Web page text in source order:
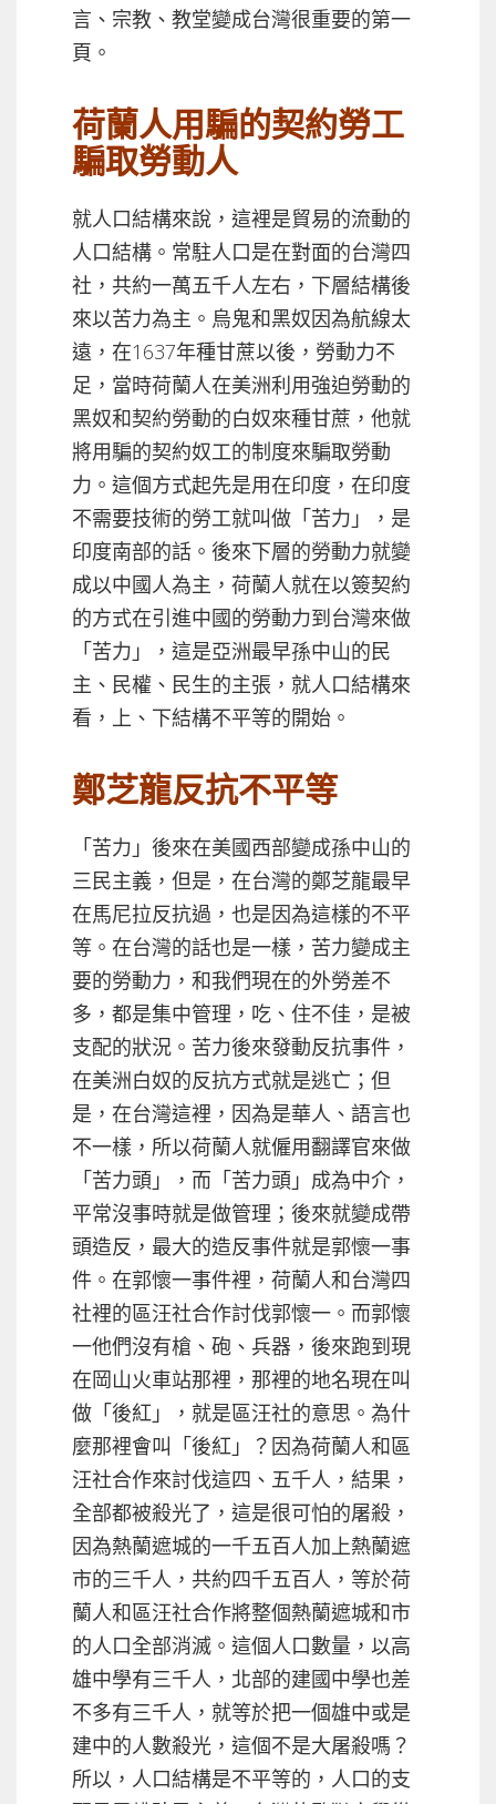
言、宗教、教堂變成台灣很重要的第一
頁。
荷蘭人用騙的契約勞工
騙取勞動人
就人口結構來說，這裡是貿易的流動的
人口結構。常駐人口是在對面的台灣四
社，共約一萬五千人左右，下層結構後
來以苦力為主。烏鬼和黑奴因為航線太
遠，在1637年種甘蔗以後，勞動力不
足，當時荷蘭人在美洲利用強迫勞動的
黑奴和契約勞動的白奴來種甘蔗，他就
將用騙的契約奴工的制度來騙取勞動
力。這個方式起先是用在印度，在印度
不需要技術的勞工就叫做「苦力」，是
印度南部的話。後來下層的勞動力就變
成以中國人為主，荷蘭人就在以簽契約
的方式在引進中國的勞動力到台灣來做
「苦力」，這是亞洲最早孫中山的民
主、民權、民生的主張，就人口結構來
看，上、下結構不平等的開始。
鄭芝龍反抗不平等
「苦力」後來在美國西部變成孫中山的
三民主義，但是，在台灣的鄭芝龍最早
在馬尼拉反抗過，也是因為這樣的不平
等。在台灣的話也是一樣，苦力變成主
要的勞動力，和我們現在的外勞差不
多，都是集中管理，吃、住不佳，是被
支配的狀況。苦力後來發動反抗事件，
在美洲白奴的反抗方式就是逃亡；但
是，在台灣這裡，因為是華人、語言也
不一樣，所以荷蘭人就僱用翻譯官來做
「苦力頭」，而「苦力頭」成為中介，
平常沒事時就是做管理；後來就變成帶
頭造反，最大的造反事件就是郭懷一事
件。在郭懷一事件裡，荷蘭人和台灣四
社裡的區汪社合作討伐郭懷一。而郭懷
一他們沒有槍、砲、兵器，後來跑到現
在岡山火車站那裡，那裡的地名現在叫
做「後紅」，就是區汪社的意思。為什
麼那裡會叫「後紅」？因為荷蘭人和區
汪社合作來討伐這四、五千人，結果，
全部都被殺光了，這是很可怕的屠殺，
因為熱蘭遮城的一千五百人加上熱蘭遮
市的三千人，共約四千五百人，等於荷
蘭人和區汪社合作將整個熱蘭遮城和市
的人口全部消滅。這個人口數量，以高
雄中學有三千人，北部的建國中學也差
不多有三千人，就等於把一個雄中或是
建中的人數殺光，這個不是大屠殺嗎？
所以，人口結構是不平等的，人口的支